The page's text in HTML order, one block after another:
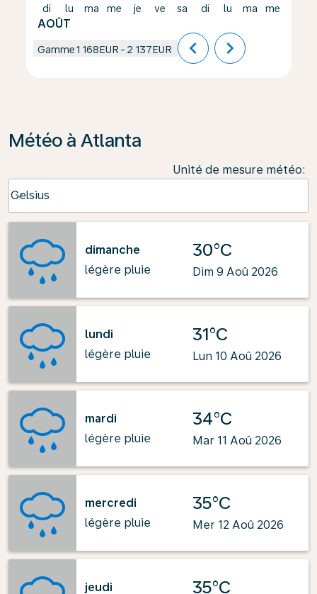
di
AOÛT
lu ma me je ve sa di lu ma me
Gamme1 168EUR - 2 137EUR chevron_left chevron_right
Météo à Atlanta
Unité de mesure météo:
Celsius
keyboard_arrow_down
dimanche
légère pluie
30°C
Dim 9 Aoû 2026
lundi
légère pluie
31°C
Lun 10 Aoû 2026
mardi
légère pluie
34°C
Mar 11 Aoû 2026
mercredi
légère pluie
35°C
Mer 12 Aoû 2026
jeudi
35°C